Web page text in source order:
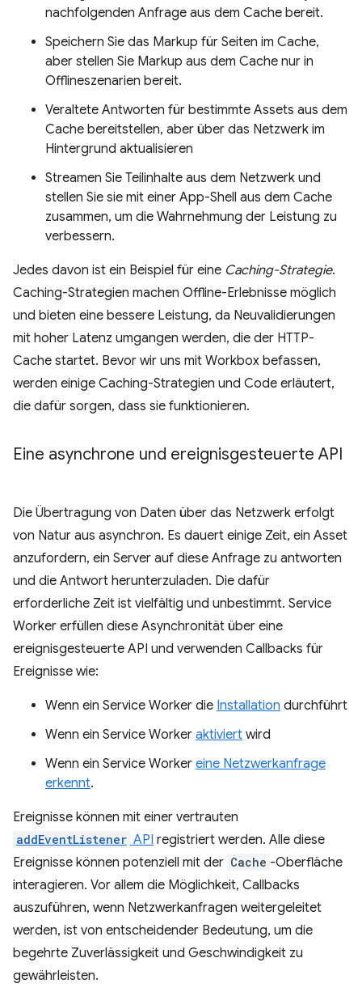
nachfolgenden Anfrage aus dem Cache bereit.
Speichern Sie das Markup für Seiten im Cache,
aber stellen Sie Markup aus dem Cache nur in
Offlineszenarien bereit.
Veraltete Antworten für bestimmte Assets aus dem
Cache bereitstellen, aber über das Netzwerk im
Hintergrund aktualisieren
Streamen Sie Teilinhalte aus dem Netzwerk und
stellen Sie sie mit einer App-Shell aus dem Cache
zusammen, um die Wahrnehmung der Leistung zu
verbessern.
Jedes davon ist ein Beispiel für eine Caching-Strategie.
Caching-Strategien machen Offline-Erlebnisse möglich
und bieten eine bessere Leistung, da Neuvalidierungen
mit hoher Latenz umgangen werden, die der HTTP-
Cache startet. Bevor wir uns mit Workbox befassen,
werden einige Caching-Strategien und Code erläutert,
die dafür sorgen, dass sie funktionieren.
Eine asynchrone und ereignisgesteuerte API
Die Übertragung von Daten über das Netzwerk erfolgt
von Natur aus asynchron. Es dauert einige Zeit, ein Asset
anzufordern, ein Server auf diese Anfrage zu antworten
und die Antwort herunterzuladen. Die dafür
erforderliche Zeit ist vielfältig und unbestimmt. Service
Worker erfüllen diese Asynchronität über eine
ereignisgesteuerte API und verwenden Callbacks für
Ereignisse wie:
Wenn ein Service Worker die Installation durchführt
Wenn ein Service Worker aktiviert wird
Wenn ein Service Worker eine Netzwerkanfrage
erkennt.
Ereignisse können mit einer vertrauten
addEventListener API registriert werden. Alle diese
Ereignisse können potenziell mit der Cache -Oberfläche
interagieren. Vor allem die Möglichkeit, Callbacks
auszuführen, wenn Netzwerkanfragen weitergeleitet
werden, ist von entscheidender Bedeutung, um die
begehrte Zuverlässigkeit und Geschwindigkeit zu
gewährleisten.